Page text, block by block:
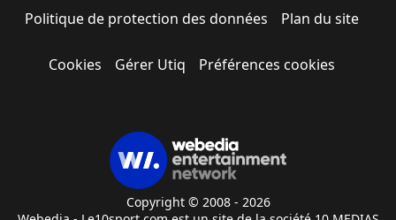
Politique de protection des données Plan du site
Cookies Gérer Utiq Préférences cookies
Copyright © 2008 - 2026